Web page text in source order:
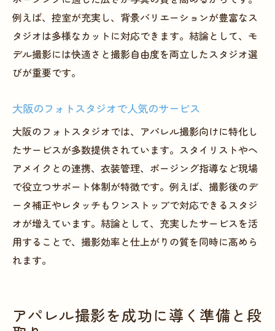
例えば、控室が充実し、背景バリエーションが豊富なス
タジオは多様なカットに対応できます。結論として、モ
デル撮影には快適さと撮影自由度を両立したスタジオ選
びが重要です。
大阪のフォトスタジオで人気のサービス
大阪のフォトスタジオでは、アパレル撮影向けに特化し
たサービスが多数提供されています。スタイリストやヘ
アメイクとの連携、衣装管理、ポージング指導など現場
で役立つサポート体制が特徴です。例えば、撮影後のデ
ータ補正やレタッチもワンストップで対応できるスタジ
オが増えています。結論として、充実したサービスを活
用することで、撮影効率と仕上がりの質を同時に高めら
れます。
アパレル撮影を成功に導く準備と段